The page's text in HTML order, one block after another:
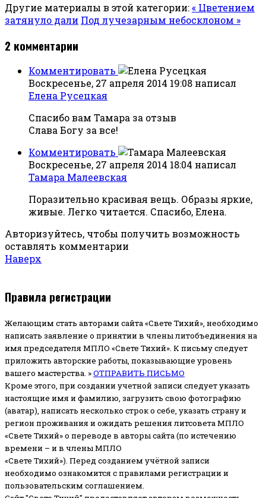
Другие материалы в этой категории:« Цветением
затянуло дали Под лучезарным небосклоном »
2 комментарии
Комментировать
Воскресенье, 27 апреля 2014 19:08 написал
Елена Русецкая
Спасибо вам Тамара за отзыв
Слава Богу за все!
Комментировать
Воскресенье, 27 апреля 2014 18:04 написал
Тамара Малеевская
Поразительно красивая вещь. Образы яркие,
живые. Легко читается. Спасибо, Елена.
Авторизуйтесь, чтобы получить возможность
оставлять комментарии
Наверх
Правила регистрации
Желающим стать авторами сайта «Свете Тихий», необходимо
написать заявление о принятии в члены литобъединения на
имя председателя МПЛО «Свете Тихий». К письму следует
приложить авторские работы, показывающие уровень
вашего мастерства. »ОТПРАВИТЬ ПИСЬМО
Кроме этого, при создании учетной записи следует указать
настоящие имя и фамилию, загрузить свою фотографию
(аватар), написать несколько строк о себе, указать страну и
регион проживания и ожидать решения литсовета МПЛО
«Свете Тихий» о переводе в авторы сайта (по истечению
времени – и в члены МПЛО
«Свете Тихий»). Перед созданием учётной записи
необходимо ознакомится с правилами регистрации и
пользовательским соглашением.